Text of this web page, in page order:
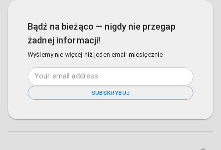
Bądź na bieżąco — nigdy nie przegap
żadnej informacji!
Wyślemy nie więcej niż jeden email miesięcznie
SUBSKRYBUJ